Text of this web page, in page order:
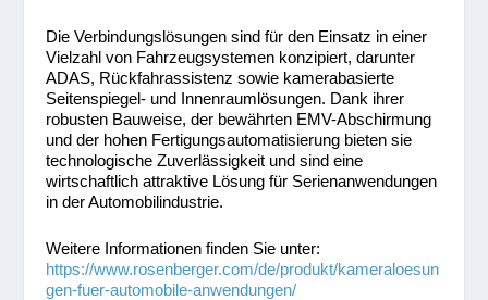
Die Verbindungslösungen sind für den Einsatz in einer
Vielzahl von Fahrzeugsystemen konzipiert, darunter
ADAS, Rückfahrassistenz sowie kamerabasierte
Seitenspiegel- und Innenraumlösungen. Dank ihrer
robusten Bauweise, der bewährten EMV-Abschirmung
und der hohen Fertigungsautomatisierung bieten sie
technologische Zuverlässigkeit und sind eine
wirtschaftlich attraktive Lösung für Serienanwendungen
in der Automobilindustrie.
Weitere Informationen finden Sie unter:
https://www.rosenberger.com/de/produkt/kameraloesun
gen-fuer-automobile-anwendungen/